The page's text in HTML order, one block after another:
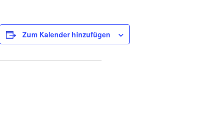
Zum Kalender hinzufügen